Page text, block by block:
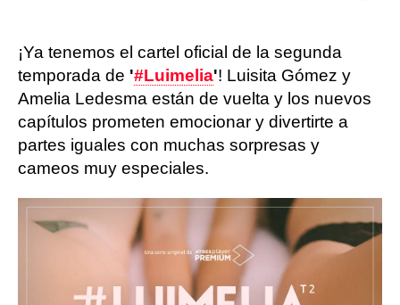
¡Ya tenemos el cartel oficial de la segunda
temporada de '#Luimelia'! Luisita Gómez y
Amelia Ledesma están de vuelta y los nuevos
capítulos prometen emocionar y divertirte a
partes iguales con muchas sorpresas y
cameos muy especiales.